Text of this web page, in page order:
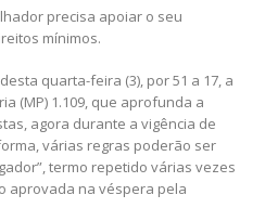
precisa apoiar o seu
mínimos.
quarta-feira (3), por 51 a 17, a
(MP) 1.109, que aprofunda a
agora durante a vigência de
várias regras poderão ser
termo repetido várias vezes
aprovada na véspera pela